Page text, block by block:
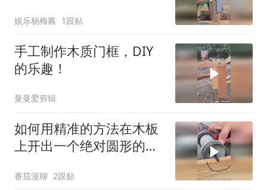
娱乐杨梅酱 1跟贴
手工制作木质门框，DIY
的乐趣！
曼曼爱剪辑
如何用精准的方法在木板
上开出一个绝对圆形的木
番茄漫聊 2跟贴